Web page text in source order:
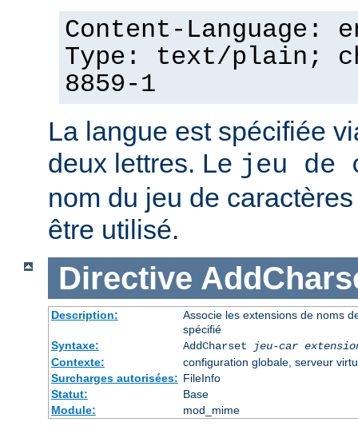
Content-Language:
Type: text/plain;
8859-1
La langue est spécifiée
deux lettres. Le jeu de
nom du jeu de
être utilisé.
Directive
Description:
Associe les extensions de noms
spécifié
Syntaxe:
AddCharset jeu-car
Contexte:
configuration globale, serveur
Surcharges autorisées: FileInfo
Statut:
Base
Module:
mod_mime